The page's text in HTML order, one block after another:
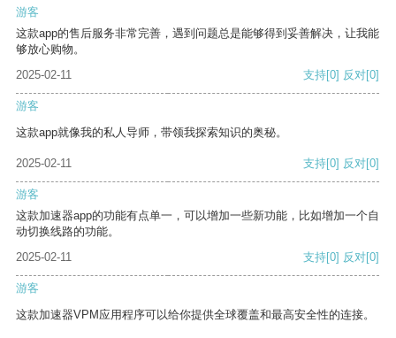
游客
这款app的售后服务非常完善，遇到问题总是能够得到妥善解决，让我能
够放心购物。
2025-02-11
支持[0] 反对[0]
游客
这款app就像我的私人导师，带领我探索知识的奥秘。
2025-02-11 支持[0] 反对[0]
游客
这款加速器app的功能有点单一，可以增加一些新功能，比如增加一个自
动切换线路的功能。
2025-02-11
支持[0] 反对[0]
游客
这款加速器VPM应用程序可以给你提供全球覆盖和最高安全性的连接。